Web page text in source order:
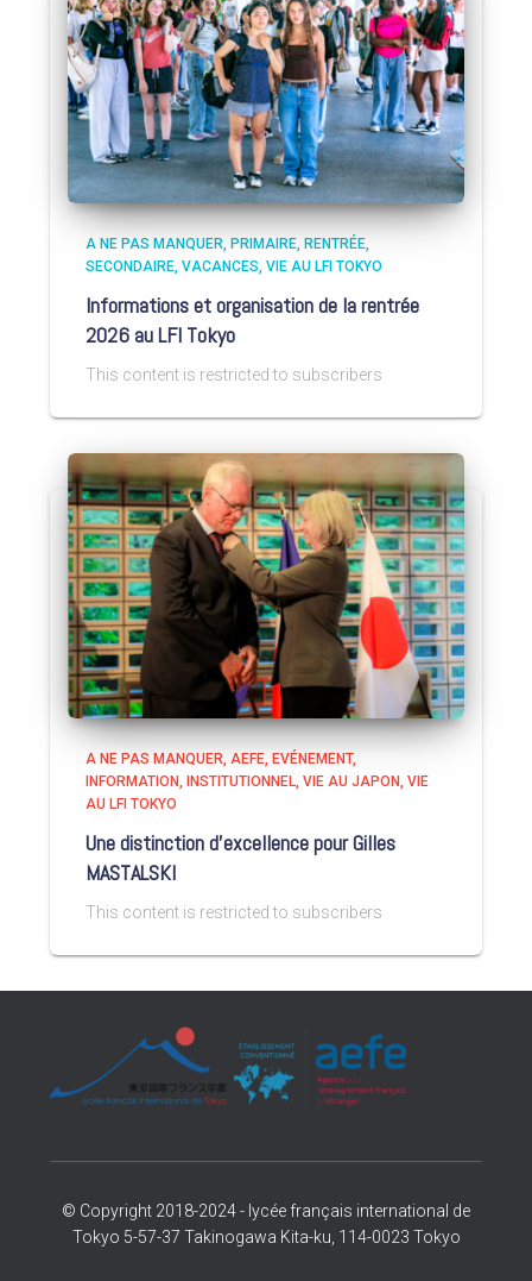
A NE PAS MANQUER PRIMAIRE RENTRÉE
SECONDAIRE VACANCES VIE AU LFI TOKYO
Informations et organisation de la rentrée
2026 au LFI Tokyo
This content is restricted to subscribers
A NE PAS MANQUER AEFE EVÉNEMENT
INFORMATION
INSTITUTIONNEL VIE AU JAPON VIE
AU LFI TOKYO
Une distinction d’excellence pour Gilles
MASTALSKI
This content is restricted to subscribers
© Copyright 2018-2024 - lycée français international de
Tokyo 5-57-37 Takinogawa Kita-ku, 114-0023 Tokyo